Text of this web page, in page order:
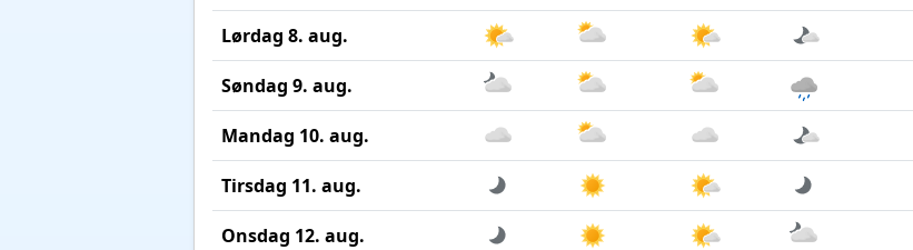
Lørdag 8. aug.
Søndag 9. aug.
Mandag 10. aug.
Tirsdag 11. aug.
Onsdag 12. aug.